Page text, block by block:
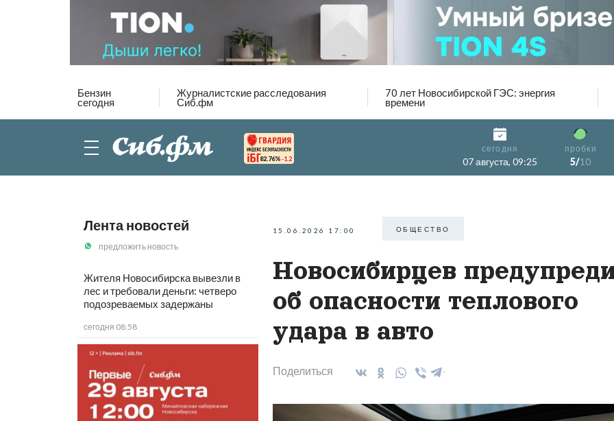
Бензин
сегодня
Журналистские расследования
Сиб.фм
70 лет Новосибирской ГЭС: энергия
времени
82.76% -1.2
сегодня
07 августа, 09:25
пробки
5/10
Лента новостей
предложить новость
Жителя Новосибирска вывезли в
лес и требовали деньги: четверо
подозреваемых задержаны
сегодня 08:58
15.06.2026 17:00 ОБЩЕСТВО
Новосибирцев
об опасности теплового
удара в авто
Поделиться